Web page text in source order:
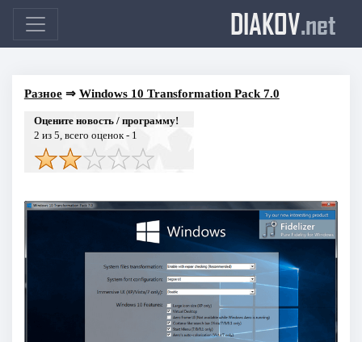
DIAKOV.net
Разное⇒ Windows 10 Transformation Pack 7.0
Оцените новость / программу!
2 из 5, всего оценок - 1